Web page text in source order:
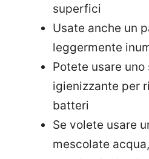
superfici
Usate anche un
leggermente
Potete usare
igienizzante per
batteri
Se volete usare
mescolate